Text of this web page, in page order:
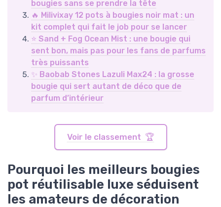
bougies sans se prendre la tête
🔥 Milivixay 12 pots à bougies noir mat : un
kit complet qui fait le job pour se lancer
⭐ Sand + Fog Ocean Mist : une bougie qui
sent bon, mais pas pour les fans de parfums
très puissants
✨ Baobab Stones Lazuli Max24 : la grosse
bougie qui sert autant de déco que de
parfum d’intérieur
Voir le classement 🏆
Pourquoi les meilleurs bougies
pot réutilisable luxe séduisent
les amateurs de décoration